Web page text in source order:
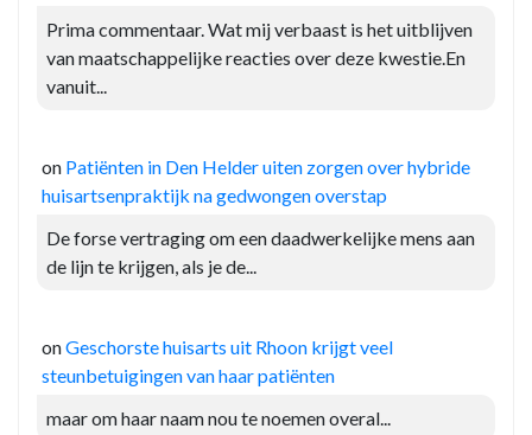
Prima commentaar. Wat mij verbaast is het uitblijven
van maatschappelijke reacties over deze kwestie.En
vanuit...
on Patiënten in Den Helder uiten zorgen over hybride
huisartsenpraktijk na gedwongen overstap
De forse vertraging om een daadwerkelijke mens aan
de lijn te krijgen, als je de...
onGeschorste huisarts uit Rhoon krijgt veel
steunbetuigingen van haar patiënten
maar om haar naam nou te noemen overal...